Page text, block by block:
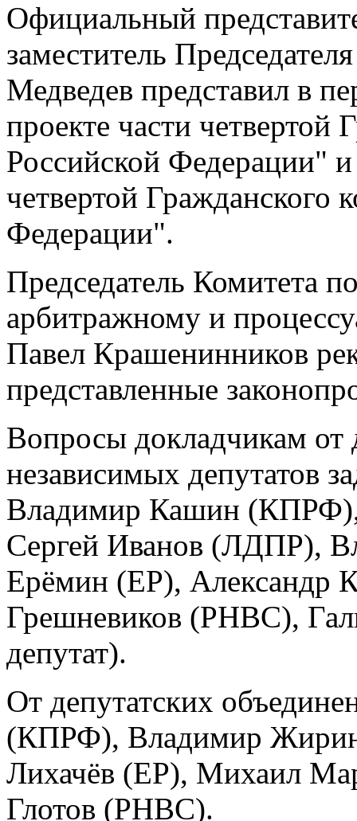
Официальный
заместитель
Медведев представил в
проекте части четвертой
Российской Федерации"
четвертой Гражданского
Федерации".
Председатель Комитета
арбитражному и
Павел Крашенинников
представленные
Вопросы докладчикам от
независимых депутатов
Владимир Кашин
Сергей Иванов (ЛДПР),
Ерёмин (ЕР), Александр
Грешневиков (РНВС),
депутат).
От депутатских
(КПРФ), Владимир
Лихачёв (ЕР), Михаил
Глотов (РНВС).